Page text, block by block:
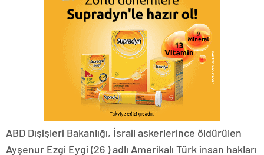
ABD Dışişleri Bakanlığı, İsrail askerlerince öldürülen
Ayşenur Ezgi Eygi (26 ) adlı Amerikalı Türk insan hakları